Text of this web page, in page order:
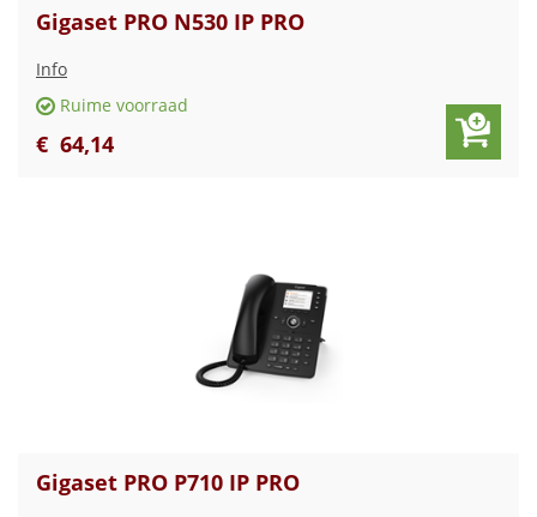
Gigaset PRO N530 IP PRO
Info
Ruime voorraad
€ 64,14
Gigaset PRO P710 IP PRO